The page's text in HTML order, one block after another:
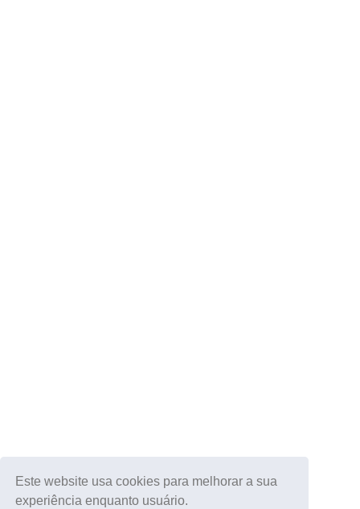
Este website usa cookies para melhorar a sua
experiência enquanto usuário.